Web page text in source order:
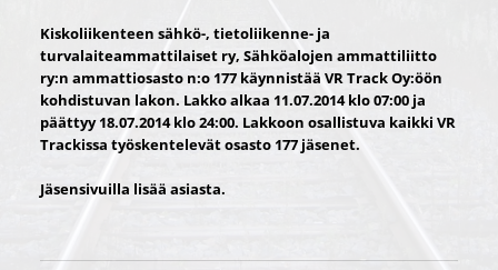
Kiskoliikenteen sähkö-, tietoliikenne- ja
turvalaiteammattilaiset ry, Sähköalojen ammattiliitto
ry:n ammattiosasto n:o 177 käynnistää VR Track Oy:öön
kohdistuvan lakon. Lakko alkaa 11.07.2014 klo 07:00 ja
päättyy 18.07.2014 klo 24:00. Lakkoon osallistuva kaikki VR
Trackissa työskentelevät osasto 177 jäsenet.
Jäsensivuilla lisää asiasta.